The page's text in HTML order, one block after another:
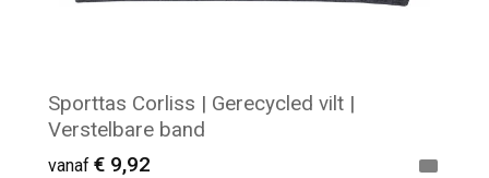
Sporttas Corliss | Gerecycled vilt |
Verstelbare band
vanaf € 9,92